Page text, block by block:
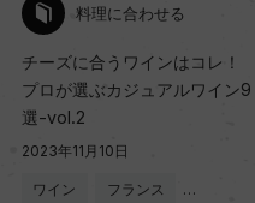
料理に合わせる
チーズに合うワインはコレ！
プロが選ぶカジュアルワイン9
選-vol.2
2023年11月10日
ワイン フランス …